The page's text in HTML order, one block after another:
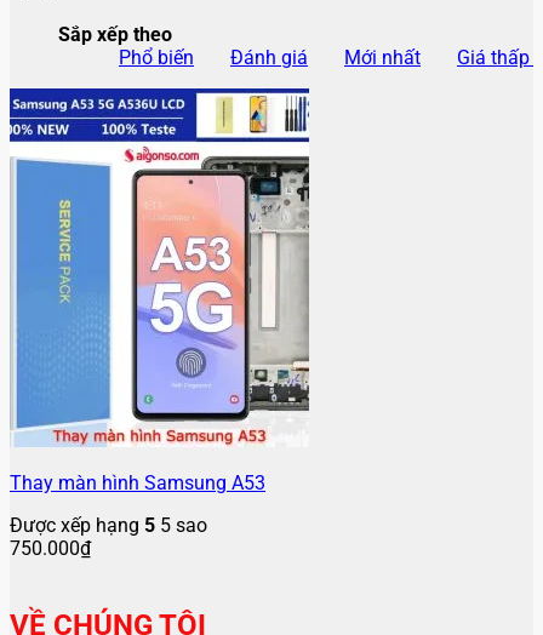
Sắp xếp theo
Phổ biến
Đánh giá Mới nhất Giá thấp
Thay màn hình Samsung A53
Được xếp hạng 5 5 sao
750.000₫
VỀ CHÚNG TÔI